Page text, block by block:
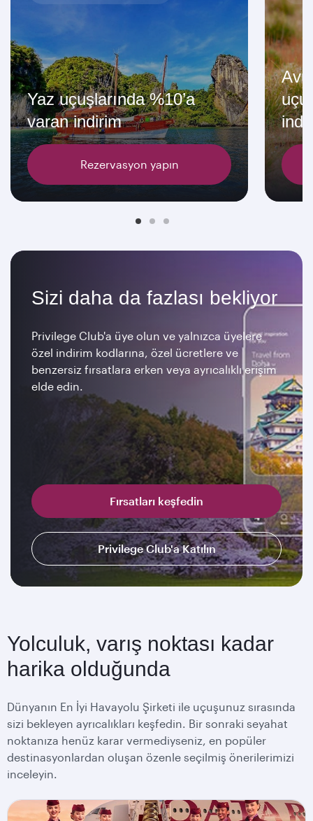
Yaz uçuşlarında %10’a
varan indirim
Rezervasyon yapın
Sizi daha da fazlası bekliyor
Privilege Club'a üye olun ve yalnızca üyelere
özel indirim kodlarına, özel ücretlere ve
benzersiz fırsatlara erken veya ayrıcalıklı erişim
elde edin.
Fırsatları keşfedin
Privilege Club'a Katılın
Yolculuk, varış noktası kadar
harika olduğunda
Dünyanın En İyi Havayolu Şirketi ile uçuşunuz sırasında
sizi bekleyen ayrıcalıkları keşfedin. Bir sonraki seyahat
noktanıza henüz karar vermediyseniz, en popüler
destinasyonlardan oluşan özenle seçilmiş önerilerimizi
inceleyin.